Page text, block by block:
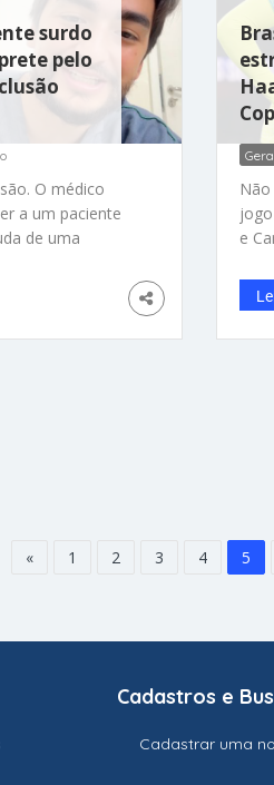
surdo
pelo
O médico
a um paciente
de uma
milhão de
E muita gente
mas
de
e
« 1 2 3 4 5
Cadastros e
Cadastrar uma